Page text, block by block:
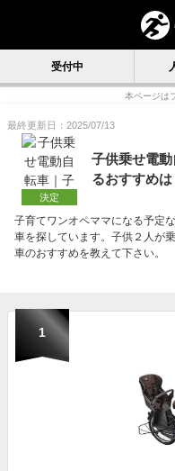
受付中
本ページは
最終更新日：2025/07/13
決定
子供乗せ電
るおすすめは
子育てワンオペママになる予定
車を探しています。子供２人が
車のおすすめを教えて下さい。
1